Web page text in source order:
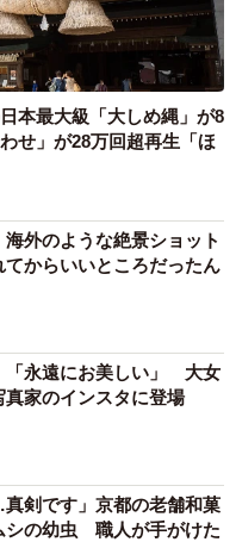
本最大級「大しめ縄」が8
せ」が28万回超再生「ほ
海外のような絶景ショット
からいいところだったん
「永遠にお美しい」 大女
家のインスタに登場
真剣です」京都の老舗和菓
の幼虫 職人が手がけた